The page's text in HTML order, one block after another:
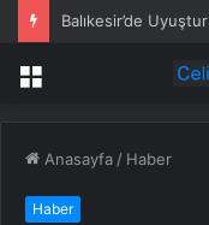
Balıkesir’de
Menü
Anasayfa / Haber
Haber